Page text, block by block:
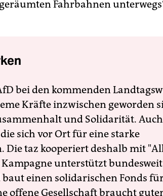
Fahrbahnen
bei den kommenden
Kräfte inzwischen geworden
und Solidarität.
sich vor Ort für eine starke
Die taz kooperiert deshalb mit
unterstützt
einen solidarischen Fonds
offene Gesellschaft braucht